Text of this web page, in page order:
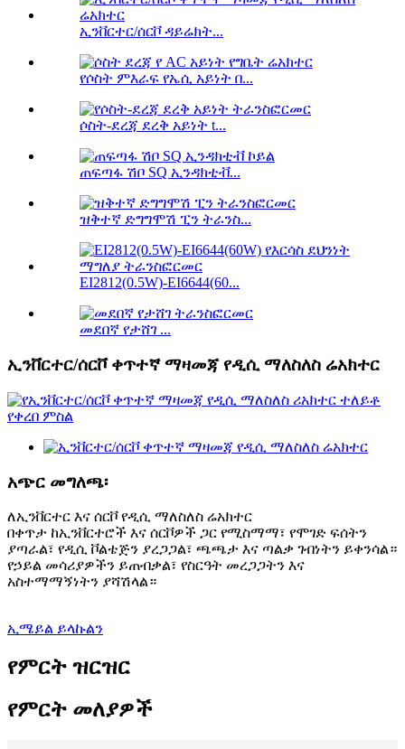
ኢንቨርተር/ሰርቮ ዳይሬክት...
የሶስት ምእራፍ የኤሲ አይነት በ...
ሶስት-ደረጃ ደረቅ አይነት t...
ጠፍጣፋ ሽቦ SQ ኢንዳክቲቭ...
ዝቅተኛ ድግግሞሽ ፒን ትራንስ...
EI2812(0.5W)-EI6644(60...
መደበኛ የታሸገ ...
ኢንቨርተር/ሰርቮ ቀጥተኛ ማዛመጃ የዲሲ ማለስለስ ሬአክተር
አጭር መግለጫ፡
ለኢንቨርተር እና ሰርቮ የዲሲ ማለስለስ ሬአክተር
በቀጥታ ከኢንቨርተሮች እና ሰርቮዎች ጋር የሚስማማ፣ የሞገድ ፍሰትን
ያጣራል፣ የዲሲ ቮልቴጅን ያረጋጋል፣ ጫጫታ እና ጣልቃ ገብነትን ይቀንሳል።
የኃይል መሳሪያዎችን ይጠብቃል፣ የስርዓት መረጋጋትን እና
አስተማማኝነትን ያሻሽላል።
ኢሜይል ይላኩልን
የምርት ዝርዝር
የምርት መለያዎች